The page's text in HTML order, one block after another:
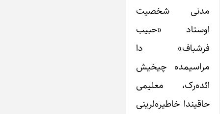
مدنی شخصیت
اوستاد «حبیب
فرشباف» دا
مراسیمده چیخیش
ائده‌رک، معلیمی
حاقیندا خاطیره‌لرینی